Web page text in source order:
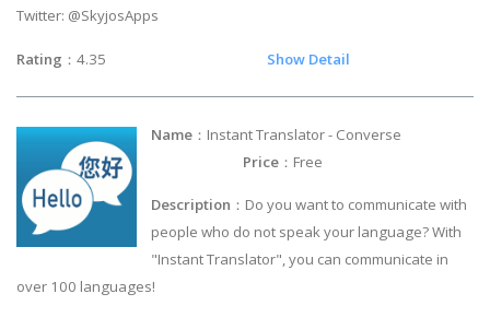
Twitter: @SkyjosApps
Rating ：4.35 Show Detail
Name ：Instant Translator - Converse
Price ：Free
Description ：Do you want to communicate with
people who do not speak your language? With
"Instant Translator", you can communicate in
over 100 languages!